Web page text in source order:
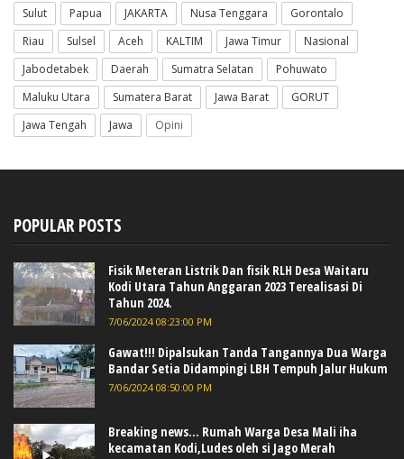
Sulut Papua JAKARTA Nusa Tenggara
Gorontalo
Riau
Sulsel Aceh KALTIM Jawa Timur
Nasional
Jabodetabek
Daerah Sumatra Selatan
Pohuwato
Maluku Utara
Sumatera Barat Jawa Barat
GORUT
Jawa Tengah
Jawa Opini
POPULAR POSTS
Fisik Meteran Listrik Dan fisik RLH Desa Waitaru
Kodi Utara Tahun Anggaran 2023 Terealisasi Di
Tahun 2024.
7/06/2024 08:23:00 PM
Gawat!!! Dipalsukan Tanda Tangannya Dua Warga
Bandar Setia Didampingi LBH Tempuh Jalur Hukum
7/06/2024 08:50:00 PM
Breaking news... Rumah Warga Desa Mali iha
kecamatan Kodi,Ludes oleh si Jago Merah